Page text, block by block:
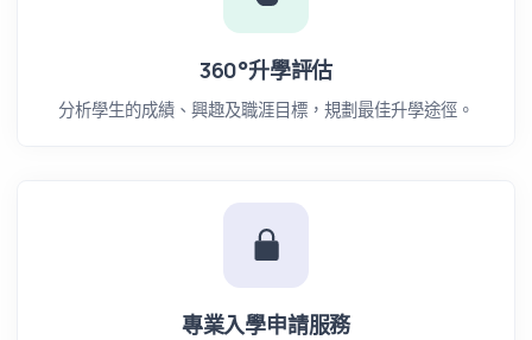
360°升學評估
分析學生的成績、興趣及職涯目標，規劃最佳升學途徑。
專業入學申請服務